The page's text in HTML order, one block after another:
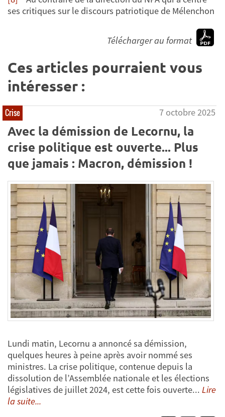
ses critiques sur le discours patriotique de Mélenchon
Télécharger au format
Ces articles pourraient vous
intéresser :
Crise 7 octobre 2025
Avec la démission de Lecornu, la
crise politique est ouverte... Plus
que jamais : Macron, démission !
Lundi matin, Lecornu a annoncé sa démission,
quelques heures à peine après avoir nommé ses
ministres. La crise politique, contenue depuis la
dissolution de l’Assemblée nationale et les élections
législatives de juillet 2024, est cette fois ouverte... Lire
la suite...